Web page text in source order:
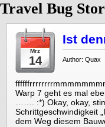
Travel Bug
Mrz
14
Ist
Author: Quax
Warp 7 geht es mal
……. :*) Okay, okay,
Schrittgeschwindigkeit
dem Weg diesem